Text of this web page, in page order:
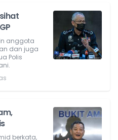
anggota
dan juga
Polis
berkata,